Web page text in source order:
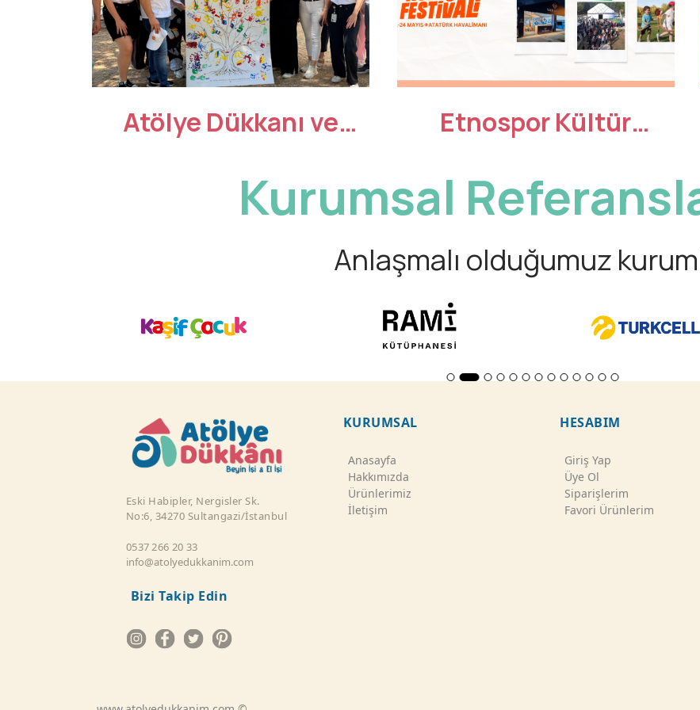
Atölye Dükkanı ve
çocuklara yönelik
Etnospor Kültür
Katılım’ın çözüm
almanın heyecanını
yaşıyoruz!
Kurumsal
Anlaşmalı olduğumuz
Eski Habipler, Nergisler Sk.
No:6, 34270 Sultangazi/İstanbul
0537 266 20 33
info@atolyedukkanim.com
Bizi Takip Edin
KURUMSAL
Anasayfa
Hakkımızda
Ürünlerimiz
İletişim
HESABIM
Giriş Yap
Üye Ol
Siparişlerim
Favori Ürünlerim